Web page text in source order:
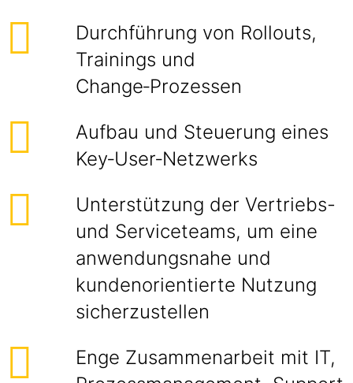
Durchführung von Rollouts,
Trainings und
Change‑Prozessen
Aufbau und Steuerung eines
Key‑User‑Netzwerks
Unterstützung der Vertriebs-
und Serviceteams, um eine
anwendungsnahe und
kundenorientierte Nutzung
sicherzustellen
Enge Zusammenarbeit mit IT,